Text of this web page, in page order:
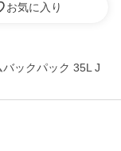
お気に入り
ックパック 35L J